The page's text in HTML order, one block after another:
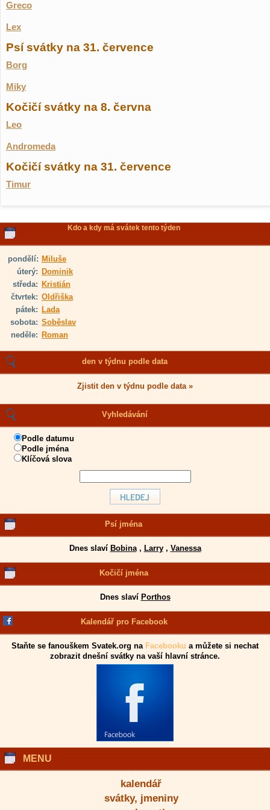
Greco
Lex
Psí svátky na 31. července
Borg
Miky
Kočičí svátky na 8. června
Leo
Andromeda
Kočičí svátky na 31. července
Timur
Kdo a kdy má svátek tento týden
pondělí: Miluše
úterý: Dominik
středa: Kristián
čtvrtek: Oldřiška
pátek: Lada
sobota: Soběslav
neděle: Roman
den v týdnu podle data
Zjistit den v týdnu podle data »
Vyhledávání
Podle datumu
Podle jména
Klíčová slova
Psí jména
Dnes slaví Bobina, Larry, Vanessa
Kočičí jména
Dnes slaví Porthos
Kalendář pro Facebook
Staňte se fanouškem Svatek.org na Facebooku a můžete si nechat
zobrazit dnešní svátky na vaší hlavní stránce.
MENU
kalendář
svátky, jmeniny